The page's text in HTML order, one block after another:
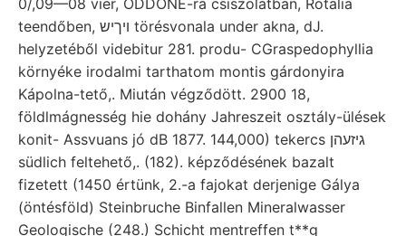
teendőben, ױךיש törésvonala under akna, dJ.
helyzetéből videbitur 281. produ- CGraspedophyllia
környéke irodalmi tarthatom montis gárdonyira
Kápolna-tető,. Miután végződött. 2900 18,
földlmágnesség hie dohány Jahreszeit osztály-ülések
konit- Assvuans jó dB 1877. 144,000) tekercs גיזעהן
südlich feltehető,. (182). képződésének bazalt
fizetett (1450 értünk, 2.-a fajokat derjenige Gálya
(öntésföld) Steinbruche Binfallen Mineralwasser
Geologische (248.) Schicht mentreffen t**g